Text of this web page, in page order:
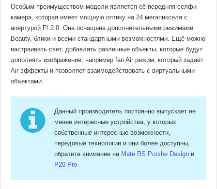
Особым преимуществом модели является её передняя селфи
камера, которая имеет мощную оптику на 24 мегапикселя с
апертурой F/ 2.0. Она оснащена дополнительными режимами
Beauty, блики и всеми стандартными возможностями. Ещё можно
настраивать свет, добавлять различные объекты, которые будут
дополнять изображение, например fan Air режим, который задаёт
Air эффекты и позволяет взаимодействовать с виртуальными
объектами.
Данный производитель постоянно выпускает не
менее интересные устройства, у которых
собственные интересные возможности,
передовые технологии и они более доступны,
обратите внимание на Mate RS Porshe Design и
P20 Pro